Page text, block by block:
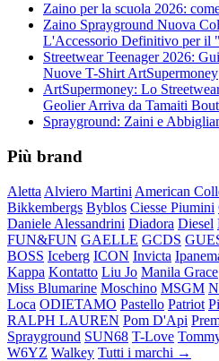
Zaino per la scuola 2026:
Zaino Sprayground Nuova
L'Accessorio Definitivo per il
Streetwear Teenager 2026:
Nuove T-Shirt ArtSupermoney
ArtSupermoney: Lo
Geolier Arriva da Tamaiti
Sprayground: Zaini e
Più brand
Aletta Alviero Martini American
Bikkembergs Byblos Ciesse Piumini
Daniele Alessandrini Diadora Diesel
FUN&FUN GAELLE GCDS
BOSS Iceberg ICON Invicta
Kappa Kontatto Liu Jo Manila Grace
Miss Blumarine Moschino MSGM
Loca ODIETAMO Pastello Patriot
RALPH LAUREN Pom D'Api
Sprayground SUN68 T-Love
W6YZ Walkey Tutti i marchi →